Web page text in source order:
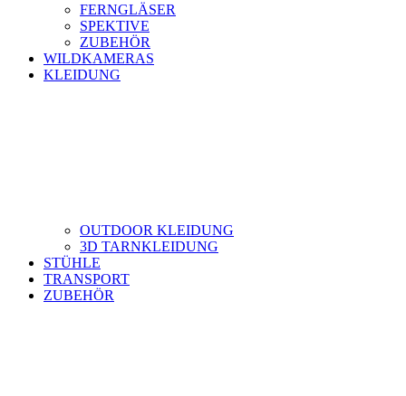
FERNGLÄSER
SPEKTIVE
ZUBEHÖR
WILDKAMERAS
KLEIDUNG
OUTDOOR KLEIDUNG
3D TARNKLEIDUNG
STÜHLE
TRANSPORT
ZUBEHÖR